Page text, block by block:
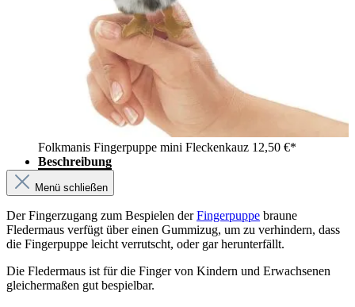
Folkmanis Fingerpuppe mini Fleckenkauz 12,50 €*
Beschreibung
Menü schließen
Der Fingerzugang zum Bespielen derFingerpuppe braune
Fledermaus verfügt über einen Gummizug, um zu verhindern, dass
die Fingerpuppe leicht verrutscht, oder gar herunterfällt.
Die Fledermaus ist für die Finger von Kindern und Erwachsenen
gleichermaßen gut bespielbar.